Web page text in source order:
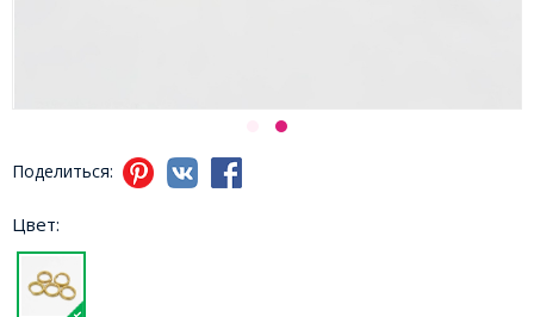
Поделиться:
Цвет: